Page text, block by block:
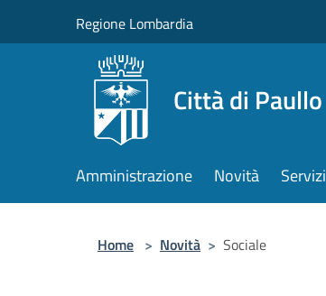
Regione Lombardia
Città di Paullo
Amministrazione Novità Servizi
Home > Novità > Sociale